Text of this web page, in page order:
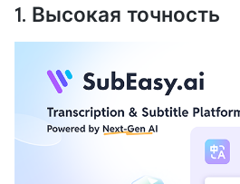
1. Высокая точность